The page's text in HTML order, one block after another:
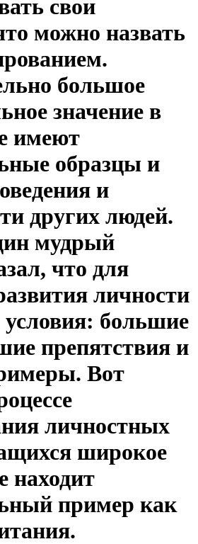
свои
можно назвать
большое
значение в
имеют
образцы и
и
других людей.
мудрый
что для
личности
большие
препятствия и
Вот
личностных
широкое
находит
пример как